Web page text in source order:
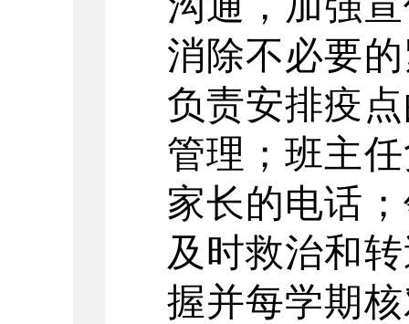
消除不必要
负责安排疫
管理；班主
家长的电话
及时救治和
握并每学期